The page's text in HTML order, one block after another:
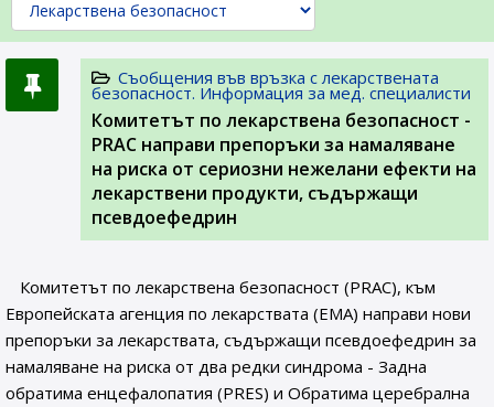
Съобщения във връзка с лекарствената
безопасност. Информация за мед. специалисти
Комитетът по лекарствена безопасност -
PRAC направи препоръки за намаляване
на риска от сериозни нежелани ефекти на
лекарствени продукти, съдържащи
псевдоефедрин
Комитетът по лекарствена безопасност (PRAC), към
Европейската агенция по лекарствата (ЕМА) направи нови
препоръки за лекарствата, съдържащи псевдоефедрин за
намаляване на риска от два редки синдрома - Задна
обратима енцефалопатия (PRES) и Обратима церебрална